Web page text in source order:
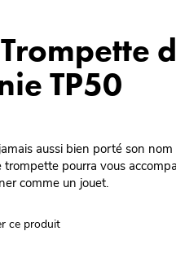
TP50
aussi bien porté son nom
pourra vous
comme un jouet.
ce produit